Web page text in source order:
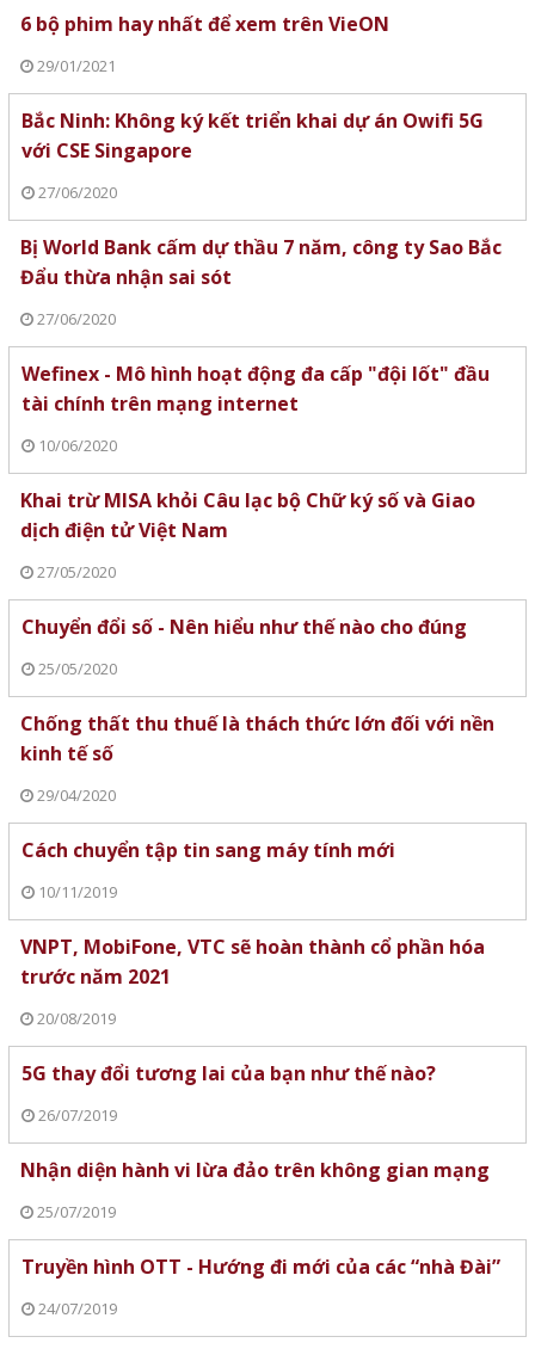
6 bộ phim hay nhất để xem trên VieON
29/01/2021
Bắc Ninh: Không ký kết triển khai dự án Owifi 5G
với CSE Singapore
27/06/2020
Bị World Bank cấm dự thầu 7 năm, công ty Sao Bắc
Đẩu thừa nhận sai sót
27/06/2020
Wefinex - Mô hình hoạt động đa cấp "đội lốt" đầu
tài chính trên mạng internet
10/06/2020
Khai trừ MISA khỏi Câu lạc bộ Chữ ký số và Giao
dịch điện tử Việt Nam
27/05/2020
Chuyển đổi số - Nên hiểu như thế nào cho đúng
25/05/2020
Chống thất thu thuế là thách thức lớn đối với nền
kinh tế số
29/04/2020
Cách chuyển tập tin sang máy tính mới
10/11/2019
VNPT, MobiFone, VTC sẽ hoàn thành cổ phần hóa
trước năm 2021
20/08/2019
5G thay đổi tương lai của bạn như thế nào?
26/07/2019
Nhận diện hành vi lừa đảo trên không gian mạng
25/07/2019
Truyền hình OTT - Hướng đi mới của các “nhà Đài”
24/07/2019